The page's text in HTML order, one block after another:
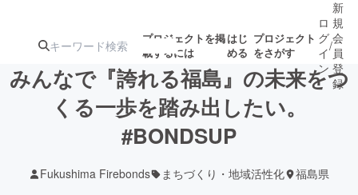
プロジェクトを掲
載するには
はじ
める
プロジェクト
をさがす
注目の新着プロ募集終了が近いプ
ロ
グ
イ
ン
/
新
規
会
員
登
録
みんなで『誇れる福島』の未来をつ
くる一歩を踏み出したい。
#BONDSUP
Fukushima Firebonds まちづくり・地域活性化 福島県